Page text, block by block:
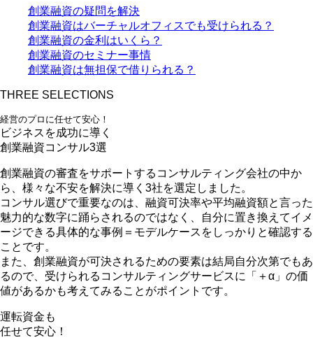
創業融資の疑問を解決
創業融資はバーチャルオフィスでも受けられる？
創業融資の金利はいくら？
創業融資のセミナー事情
創業融資は無担保で借りられる？
THREE SELECTIONS
経営のプロに任せて安心！
ビジネスを成功に導く
創業融資コンサル3選
創業融資の審査をサポートするコンサルティング会社の中か
ら、様々な不安を解決に導く3社を選定しました。
コンサル選びで重要なのは、融資可決率や平均融資額と言った
魅力的な数字に踊らされるのではなく、自分に置き換えてイメ
ージできる具体的な事例＝モデルケースをしっかりと確認する
こと です。
また、創業融資が可決されるための要素は結局自分次第でもあ
るので、 受けられるコンサルティングサービスに「＋α」の価
値があるかも考えてみることがポイントです。
運転資金も
任せて安心！